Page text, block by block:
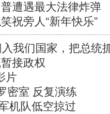
遭遇最大法律炸弹
祝旁人“新年快乐”
我们国家，把总统
接政权
片
密室 反复演练
机队低空掠过